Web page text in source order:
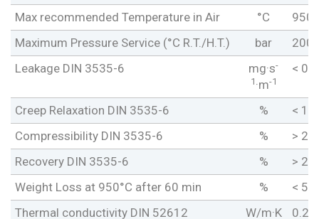
Max recommended Temperature in Air
°C
950
Maximum Pressure Service (°C R.T./H.T.)
bar
200
Leakage DIN 3535-6
mg·s-
1 ·m-1
<
Creep Relaxation DIN 3535-6 %
< 18
Compressibility DIN 3535-6
%
> 20
Recovery DIN 3535-6
%
>
Weight Loss at 950°C after 60 min
%
<
Thermal conductivity DIN 52612
W/m·K
0.20